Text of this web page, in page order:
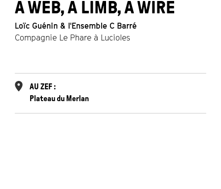
A WEB, A LIMB, A WIRE
Loïc Guénin & l'Ensemble C Barré
Compagnie Le Phare à Lucioles
AU ZEF :
Plateau du Merlan